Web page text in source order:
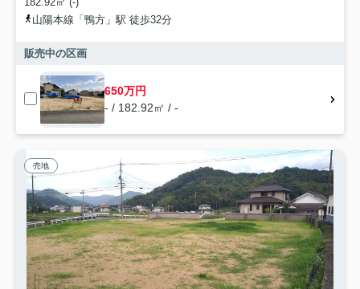
山陽本線「鴨方」駅 徒歩32分
販売中の区画
650万円
- / 182.92㎡ / -
売地